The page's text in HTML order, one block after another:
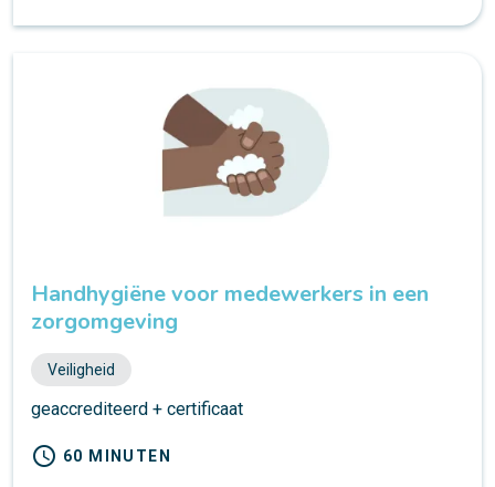
Handhygiëne voor medewerkers in een
zorgomgeving
Veiligheid
geaccrediteerd + certificaat
schedule 60 MINUTEN